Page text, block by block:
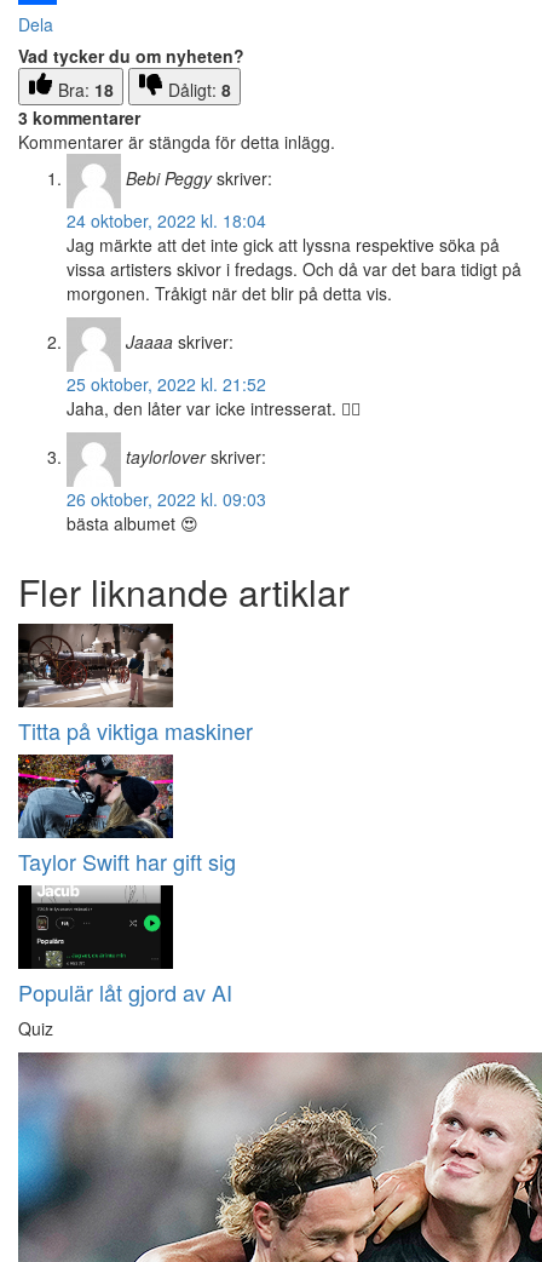
Dela
Vad tycker du om nyheten?
Bra: 18 Dåligt: 8
3 kommentarer
Kommentarer är stängda för detta inlägg.
Bebi Peggy skriver:
24 oktober, 2022 kl. 18:04
Jag märkte att det inte gick att lyssna respektive söka på
vissa artisters skivor i fredags. Och då var det bara tidigt på
morgonen. Tråkigt när det blir på detta vis.
Jaaaa skriver:
25 oktober, 2022 kl. 21:52
Jaha, den låter var icke intresserat. 👎🏼
taylorlover skriver:
26 oktober, 2022 kl. 09:03
bästa albumet 😍
Fler liknande artiklar
Titta på viktiga maskiner
Taylor Swift har gift sig
Populär låt gjord av AI
Quiz